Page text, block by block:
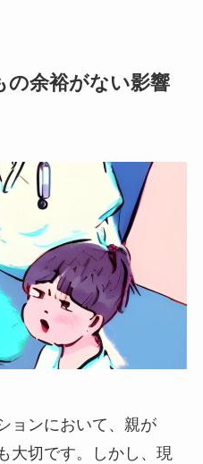
の余裕がない影響
ョンにおいて、親が
大切です。しかし、現